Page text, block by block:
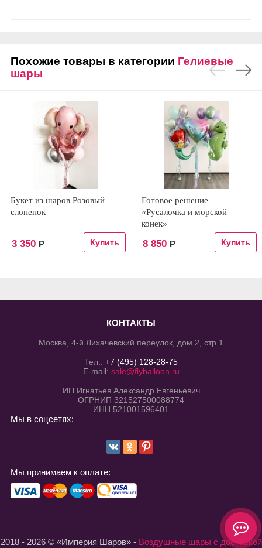
Похожие товары в категории Гелиевые
шары
Букет из шаров Розовый
слоненок
3 350 Р
Готовое решение
«Русалочка и морской
конек»
8 850 Р
КОНТАКТЫ
Москва, 4-й Лихачевский переулок, дом 2, стр 1
Тел.: +7 (495) 128-28-75
E-mail: sale@flyballoon.ru
ИП Игнатьев Александр Евгеньевич
ОГРНИП 321527500088774
ИНН 521001596401
Мы в соцсетях:
Мы принимаем к оплате:
2018 - 2026 © «Империя Шаров» - Воздушные шары с доставкой